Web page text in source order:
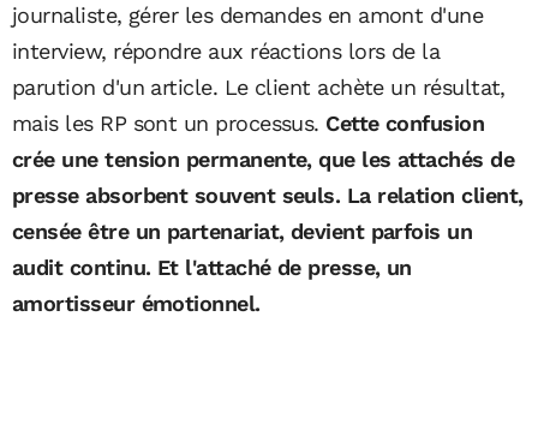
journaliste, gérer les demandes en amont d'une
interview, répondre aux réactions lors de la
parution d'un article. Le client achète un résultat,
mais les RP sont un processus. Cette confusion
crée une tension permanente, que les attachés de
presse absorbent souvent seuls. La relation client,
censée être un partenariat, devient parfois un
audit continu. Et l'attaché de presse, un
amortisseur émotionnel.